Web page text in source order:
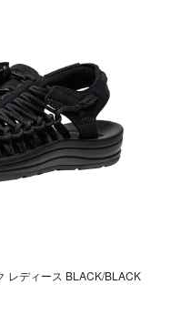
レディース BLACK/BLACK